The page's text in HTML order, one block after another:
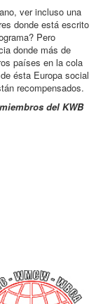
ver incluso una
donde está escrito
Pero
donde más de
países en la cola
ésta Europa social
recompensados.
del KWB